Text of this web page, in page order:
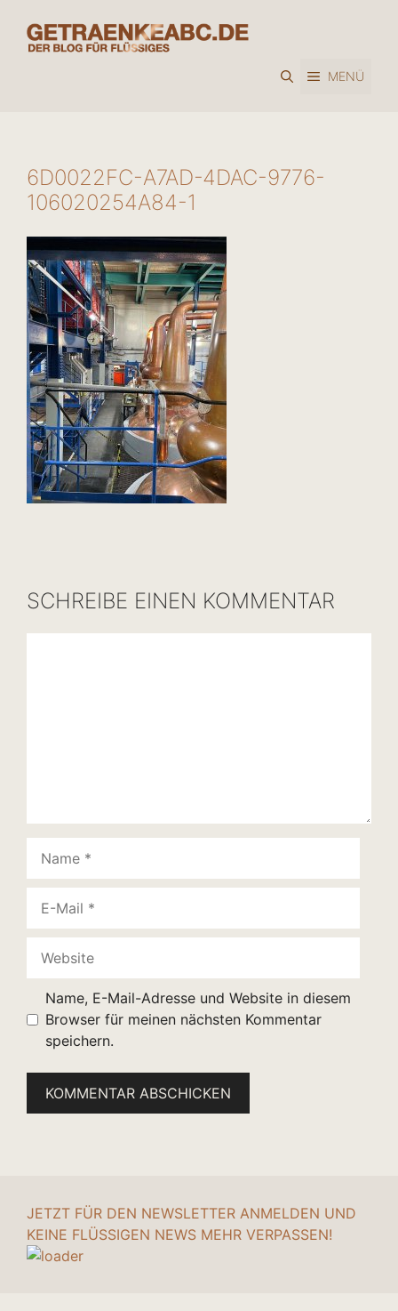
Inhalt
springen
MENÜ
6D0022FC-A7AD-4DAC-9776-
106020254A84-1
SCHREIBE EINEN KOMMENTAR
Mail
Name, E-Mail-Adresse und Website in diesem
Browser für meinen nächsten Kommentar
speichern.
JETZT FÜR DEN NEWSLETTER ANMELDEN UND
KEINE FLÜSSIGEN NEWS MEHR VERPASSEN!